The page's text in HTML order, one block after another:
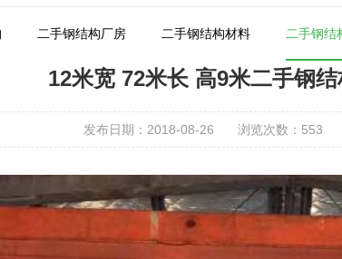
二手钢结构厂房 二手钢结构材料 二手钢结
12米宽 72米长 高9米二手钢结
发布日期：2018-08-26 浏览次数： 553